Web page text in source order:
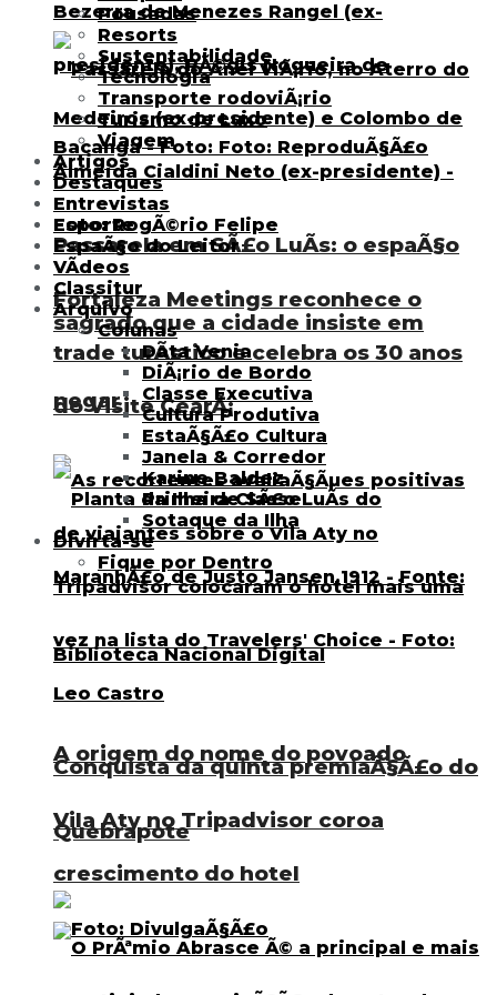
Fortaleza Meetings reconhece o
trade turÃ­stico e celebra os 30 anos
do Visite CearÃ¡
Conquista da quinta premiaÃ§Ã£o do
Vila Aty no Tripadvisor coroa
crescimento do hotel
Passarela em SÃ£o LuÃ­s: o espaÃ§o
sagrado que a cidade insiste em
negar
A origem do nome do povoado
Quebrapote
Pousadas
Resorts
Sustentabilidade
Tecnologia
Transporte rodoviÃ¡rio
Turismo de Luxo
Viagem
Artigos
Destaques
Entrevistas
Esporte
EspaÃ§o do Leitor
VÃ­deos
Classitur
Arquivo
Colunas
Data Venia
DiÃ¡rio de Bordo
Classe Executiva
Cultura Produtiva
EstaÃ§Ã£o Cultura
Janela & Corredor
Karine Baldez
Primeira Classe
Sotaque da Ilha
Divirta-se
Fique por Dentro